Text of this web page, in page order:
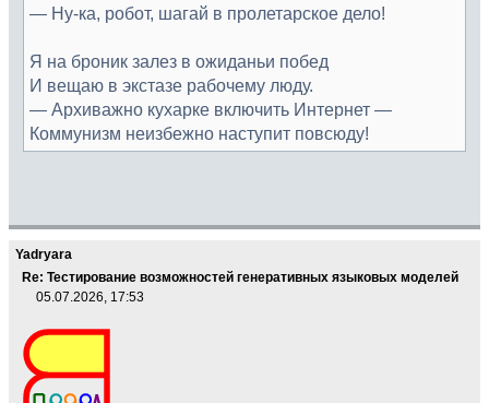
— Ну-ка, робот, шагай в пролетарское дело!
Я на броник залез в ожиданьи побед
И вещаю в экстазе рабочему люду.
— Архиважно кухарке включить Интернет —
Коммунизм неизбежно наступит повсюду!
Yadryara
Re: Тестирование возможностей генеративных языковых моделей
05.07.2026, 17:53